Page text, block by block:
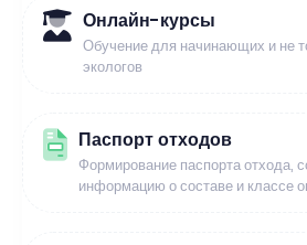
Онлайн-курсы
Обучение для начинающих и не
экологов
Паспорт отходов
Формирование паспорта отхода,
информацию о составе и классе